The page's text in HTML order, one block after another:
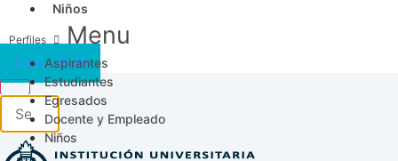
Niños
Menu
Aspirantes
Estudiantes
Egresados
Docente y Empleado
Niños
Acceso SICAU